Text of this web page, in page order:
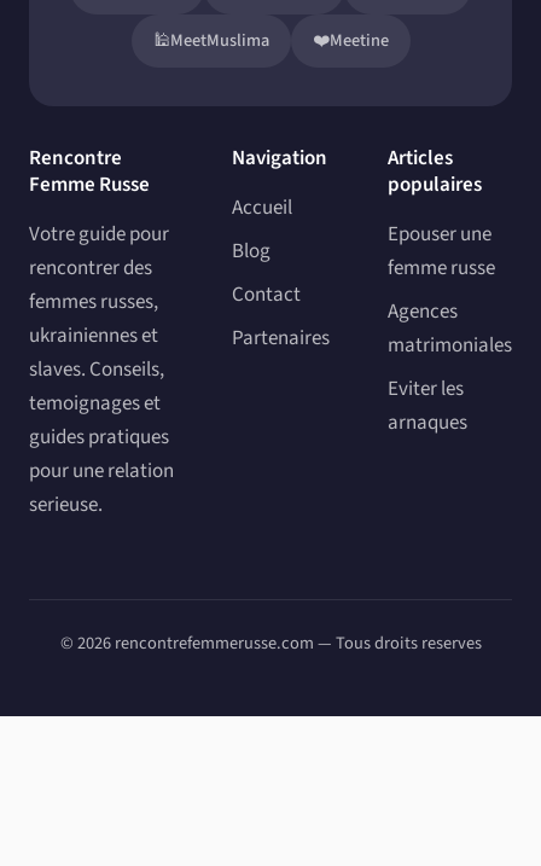
🕌MeetMuslima ❤️Meetine
Rencontre
Femme Russe
Votre guide pour
rencontrer des
femmes russes,
ukrainiennes et
slaves. Conseils,
temoignages et
guides pratiques
pour une relation
serieuse.
Navigation
Accueil
Blog
Contact
Partenaires
Articles
populaires
Epouser une
femme russe
Agences
matrimoniales
Eviter les
arnaques
© 2026 rencontrefemmerusse.com — Tous droits reserves